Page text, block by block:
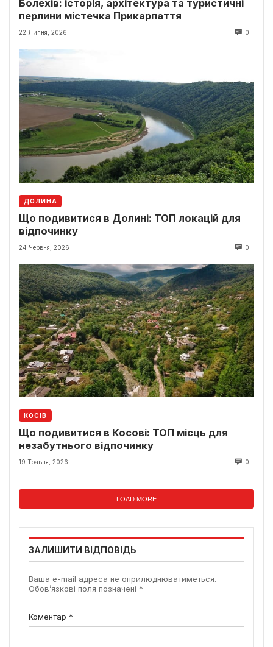
Болехів: історія, архітектура та туристичні
перлини містечка Прикарпаття
22 Липня, 2026 0
ДОЛИНА
Що подивитися в Долині: ТОП локацій для
відпочинку
24 Червня, 2026 0
КОСІВ
Що подивитися в Косові: ТОП місць для
незабутнього відпочинку
19 Травня, 2026 0
LOAD MORE
ЗАЛИШИТИ ВІДПОВІДЬ
Ваша e-mail адреса не оприлюднюватиметься.
Обов’язкові поля позначені *
Коментар *